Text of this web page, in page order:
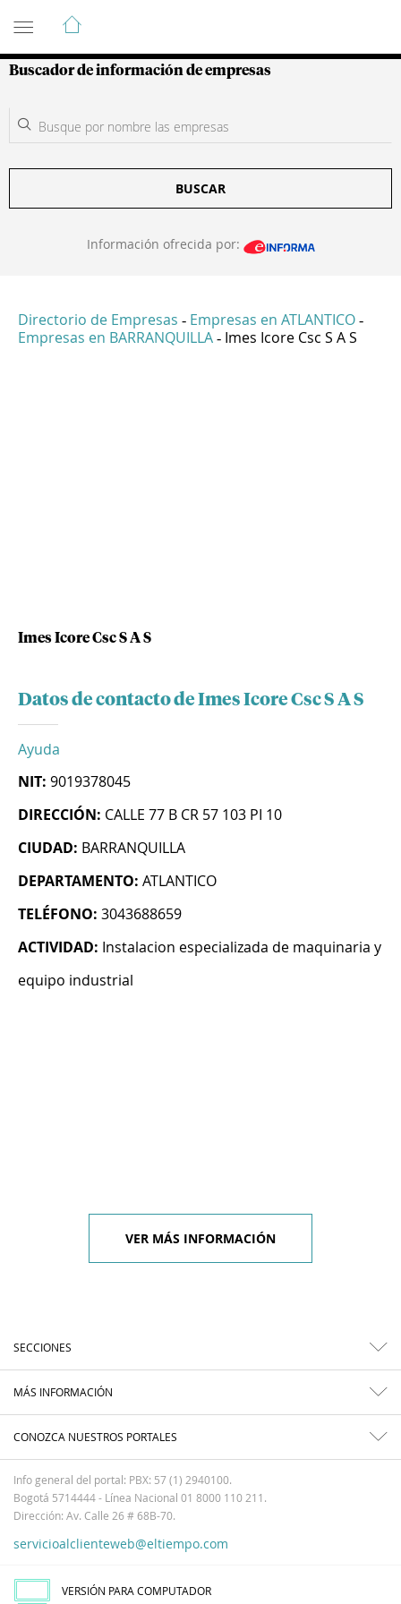
Guía de Empresas Colombianas
Buscador de información de empresas
BUSCAR
Información ofrecida por:
Directorio de Empresas - Empresas en ATLANTICO -
Empresas en BARRANQUILLA - Imes Icore Csc S A S
Imes Icore Csc S A S
Datos de contacto de Imes Icore Csc S A S
Ayuda
NIT: 9019378045
DIRECCIÓN: CALLE 77 B CR 57 103 PI 10
CIUDAD: BARRANQUILLA
DEPARTAMENTO: ATLANTICO
TELÉFONO: 3043688659
ACTIVIDAD: Instalacion especializada de maquinaria y
equipo industrial
VER MÁS INFORMACIÓN
SECCIONES
MÁS INFORMACIÓN
CONOZCA NUESTROS PORTALES
Info general del portal: PBX: 57 (1) 2940100.
Bogotá 5714444 - Línea Nacional 01 8000 110 211.
Dirección: Av. Calle 26 # 68B-70.
servicioalclienteweb@eltiempo.com
VERSIÓN PARA COMPUTADOR